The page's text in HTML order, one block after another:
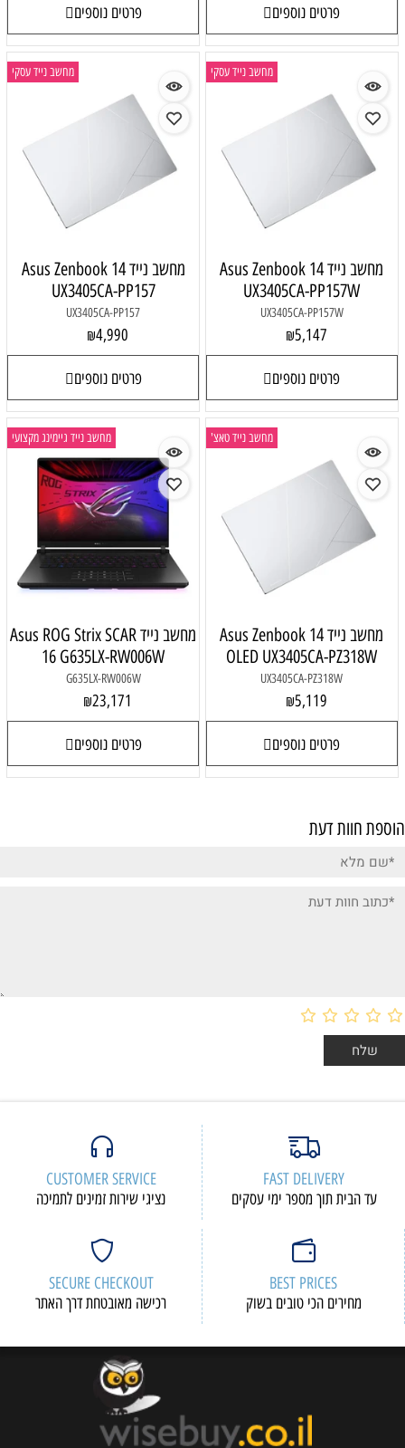
פרטים נוספים פרטים נוספים
מחשב נייד עסקי
מחשב נייד Asus Zenbook 14
UX3405CA-PP157W
UX3405CA-PP157W
₪5,147
פרטים נוספים
מחשב נייד עסקי
מחשב נייד Asus Zenbook 14
UX3405CA-PP157
UX3405CA-PP157
₪4,990
פרטים נוספים
מחשב נייד טאצ'
מחשב נייד Asus Zenbook 14
OLED UX3405CA-PZ318W
UX3405CA-PZ318W
₪5,119
פרטים נוספים
מחשב נייד גיימינג מקצועי
מחשב נייד Asus ROG Strix SCAR
16 G635LX-RW006W
G635LX-RW006W
₪23,171
פרטים נוספים
הוספת חוות דעת
FAST DELIVERY
עד הבית תוך מספר ימי עסקים
CUSTOMER SERVICE
נציגי שירות זמינים לתמיכה
BEST PRICES
מחירים הכי טובים בשוק
SECURE CHECKOUT
רכישה מאובטחת דרך האתר